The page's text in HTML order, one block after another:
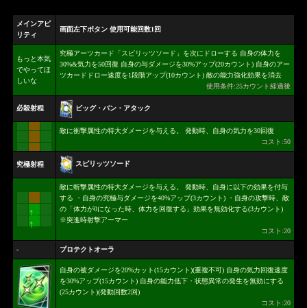
メインアビ
リティ
画面左下ボタン 使用可能回数1回
もっと本気
でやってほ
しいな
究極アーツカード「スピリッツソード」を次にドローする 自身の体力を
30%&気力を50回復 自身の与ダメージを30%アップ(20カウント) 自身のアー
ツカードドロー速度を1段階アップ(10カウント) 敵の能力強化効果を消去
使用条件:25カウント経過後
必殺射程 ビッグ・バン・アタック
敵に衝撃属性の特大ダメージを与える。 発動時、自身の気力を30回復
コスト:50
究極射程 スピリッツソード
↑
↑
敵に斬撃属性の特大ダメージを与える。 発動時、自身に以下の効果を付与
する ・自身の究極与ダメージを40%アップ(3カウント) ・自身の攻撃時、敵
の「体力が0になった時、体力を回復する」効果を無効化する(3カウント)
※突進時射撃アーマー
コスト:20
- プロテクトオーラ
自身の被ダメージを20%カット(15カウント)(重複不可) 自身の気力回復速度
を30%アップ(15カウント) 自身の能力低下・状態異常の発生を無効にする
(25カウント)(発動回数2回)
コスト:20